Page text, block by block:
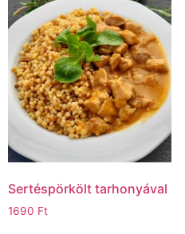
Sertéspörkölt tarhonyával
1690 Ft